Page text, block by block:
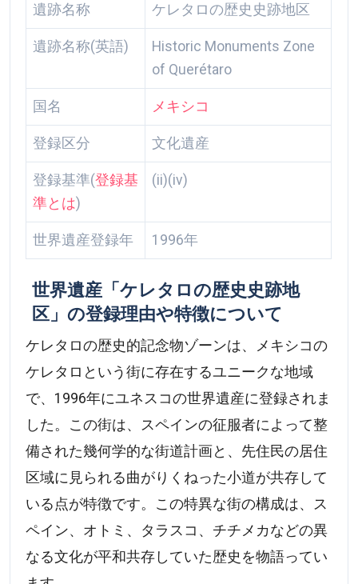
遺跡名称 ケレタロの歴史史跡地区
遺跡名称(英語)
Historic Monuments Zone
of Querétaro
国名 メキシコ
登録区分 文化遺産
登録基準(登録基
準とは)
(ii)(iv)
世界遺産登録年 1996年
世界遺産「ケレタロの歴史史跡地
区」の登録理由や特徴について
ケレタロの歴史的記念物ゾーンは、メキシコの
ケレタロという街に存在するユニークな地域
で、1996年にユネスコの世界遺産に登録されま
した。この街は、スペインの征服者によって整
備された幾何学的な街道計画と、先住民の居住
区域に見られる曲がりくねった小道が共存して
いる点が特徴です。この特異な街の構成は、ス
ペイン、オトミ、タラスコ、チチメカなどの異
なる文化が平和共存していた歴史を物語ってい